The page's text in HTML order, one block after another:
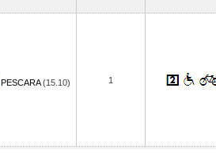
PESCARA(15.10) 1